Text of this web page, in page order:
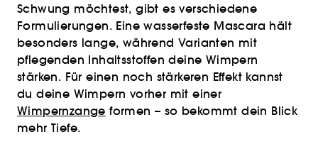
Schwung möchtest, gibt es verschiedene
Formulierungen. Eine wasserfeste Mascara hält
besonders lange, während Varianten mit
pflegenden Inhaltsstoffen deine Wimpern
stärken. Für einen noch stärkeren Effekt kannst
du deine Wimpern vorher mit einer
Wimpernzange formen – so bekommt dein Blick
mehr Tiefe.